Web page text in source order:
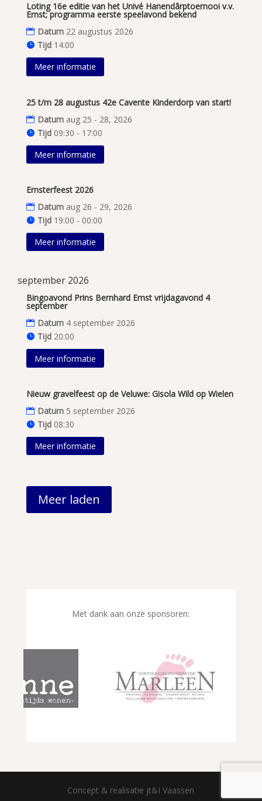
Loting 16e editie van het Univé Hanendârptoernooi v.v.
Emst; programma eerste speelavond bekend
Datum 22 augustus 2026
Tijd 14:00
Meer informatie
25 t/m 28 augustus 42e Cavente Kinderdorp van start!
Datum aug 25 - 28, 2026
Tijd 09:30 - 17:00
Meer informatie
Emsterfeest 2026
Datum aug 26 - 29, 2026
Tijd 19:00 - 00:00
Meer informatie
september 2026
Bingoavond Prins Bernhard Emst vrijdagavond 4
september
Datum 4 september 2026
Tijd 20:00
Meer informatie
Nieuw gravelfeest op de Veluwe: Gisola Wild op Wielen
Datum 5 september 2026
Tijd 08:30
Meer informatie
Meer laden
Met dank aan onze sponsoren:
Concept & realisatie jt&I Vaassen